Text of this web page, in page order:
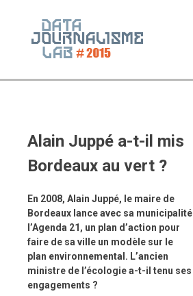
content
Alain Juppé a-t-il mis
Bordeaux au vert ?
En 2008, Alain Juppé, le maire de
Bordeaux lance avec sa municipalité
l’Agenda 21, un plan d’action pour
faire de sa ville un modèle sur le
plan environnemental. L’ancien
ministre de l’écologie a-t-il tenu ses
engagements ?